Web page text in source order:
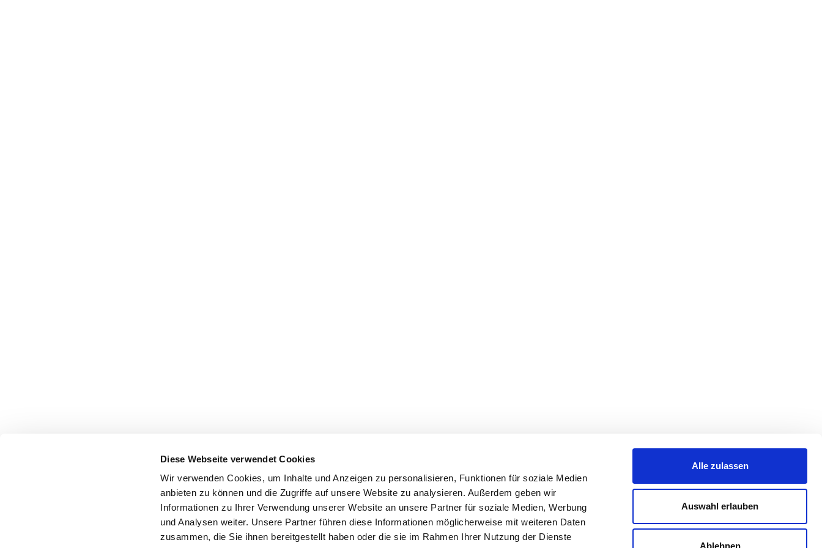
Diese Webseite verwendet Cookies
Wir verwenden Cookies, um Inhalte und Anzeigen zu personalisieren, Funktionen für soziale Medien
anbieten zu können und die Zugriffe auf unsere Website zu analysieren. Außerdem geben wir
Informationen zu Ihrer Verwendung unserer Website an unsere Partner für soziale Medien, Werbung
und Analysen weiter. Unsere Partner führen diese Informationen möglicherweise mit weiteren Daten
zusammen, die Sie ihnen bereitgestellt haben oder die sie im Rahmen Ihrer Nutzung der Dienste
Alle zulassen
Auswahl erlauben
Ablehnen